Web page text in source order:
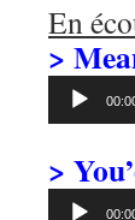
En
>
Lecteur
>
Lecteur